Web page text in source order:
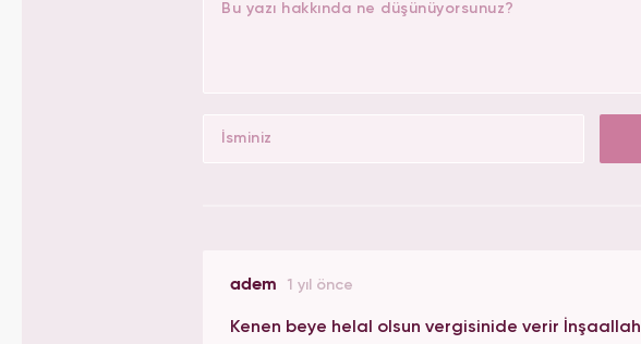
adem 1 yıl önce
Kenen beye helal olsun vergisinide verir İnşaallah